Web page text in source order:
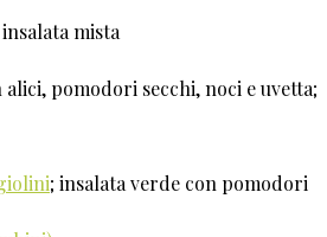
insalata mista
pomodori secchi, noci e uvetta;
; insalata verde con pomodori